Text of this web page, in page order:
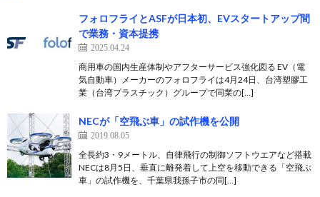
フォロフライとASFが日本初、EVスタートアップ間
で業務・資本提携
2025.04.24
商用車の国内生産体制やアフターサービス強化図る EV（電
気自動車）メーカーのフォロフライは4月24日、台湾塑膠工
業（台湾プラスチック）グループで同業の[…]
NECが「空飛ぶ車」の試作機を公開
2019.08.05
全長約3・9メートル、自律飛行の制御ソフトウエアなど搭載
NECは8月5日、垂直に離発着して上空を移動できる「空飛ぶ
車」の試作機を、千葉県我孫子市の同[…]